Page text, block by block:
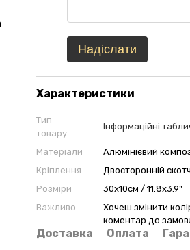
Надіслати
Характеристики
Тип
товару
Інформаційні
Матеріали
Алюмінієвий
Кріплення
Двосторонній скотч
Розміри
30х10см / 11.8х3.9"
Важливо
Хочеш змінити
коментар до
Доставка Оплата